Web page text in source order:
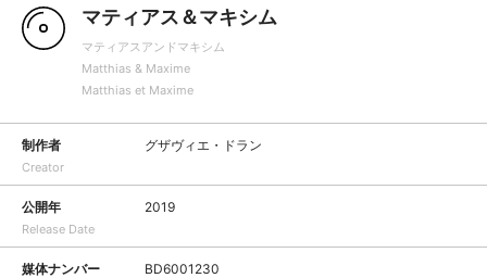
マティアス＆マキシム
マティアスアンドマキシム
Matthias & Maxime
Matthias et Maxime
制作者
Creator
グザヴィエ・ドラン
公開年
Release Date
2019
媒体ナンバー BD6001230